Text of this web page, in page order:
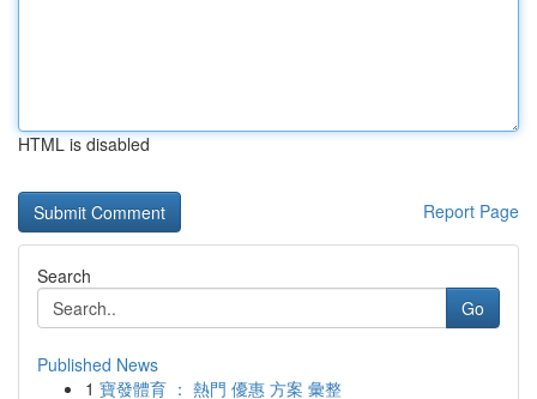
HTML is disabled
Report Page
Search
Go
Published News
1 寶發體育 ： 熱門 優惠 方案 彙整